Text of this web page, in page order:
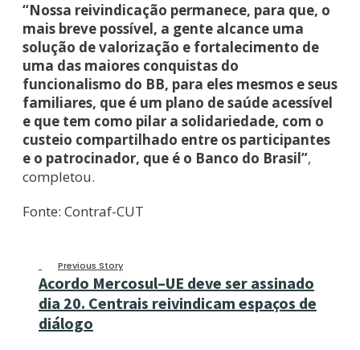
“Nossa reivindicação permanece, para que, o
mais breve possível, a gente alcance uma
solução de valorização e fortalecimento de
uma das maiores conquistas do
funcionalismo do BB, para eles mesmos e seus
familiares, que é um plano de saúde acessível
e que tem como pilar a solidariedade, com o
custeio compartilhado entre os participantes
e o patrocinador, que é o Banco do Brasil”,
completou.
Fonte: Contraf-CUT
Previous Story
Acordo Mercosul–UE deve ser assinado
dia 20. Centrais reivindicam espaços de
diálogo